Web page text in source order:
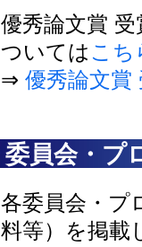
優秀論文賞
ついてはこち
⇒ 優秀論文賞
委員会・プ
各委員会・プ
料等）を掲載